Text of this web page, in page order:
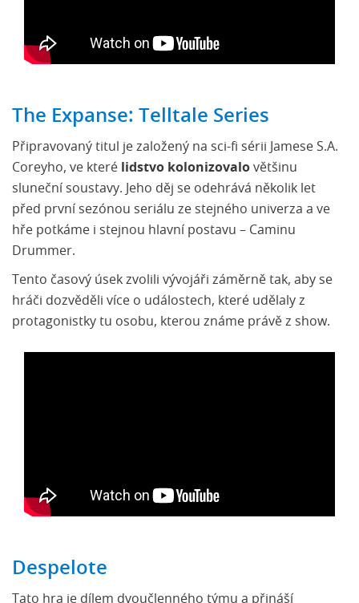
The Expanse: Telltale Series
Připravovaný titul je založený na sci-fi sérii Jamese S.A.
Coreyho, ve které
lidstvo kolonizovalo většinu
sluneční soustavy. Jeho děj se odehrává několik let
před první sezónou seriálu ze stejného univerza a ve
hře potkáme i stejnou hlavní postavu – Caminu
Drummer.
Tento časový úsek zvolili vývojáři záměrně tak, aby se
hráči dozvěděli více o událostech, které udělaly z
protagonistky tu osobu, kterou známe právě z show.
Despelote
Tato hra je dílem dvoučlenného týmu a přináší